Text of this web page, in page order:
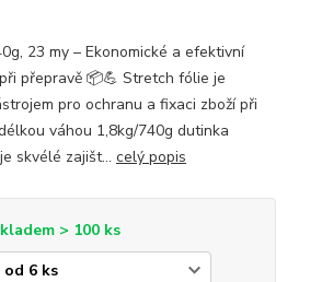
23 my – Ekonomické a efektivní
přepravě 📦💪 Stretch fólie je
pro ochranu a fixaci zboží při
váhou 1,8kg/740g dutinka
skvélé zajišt... celý popis
> 100 ks